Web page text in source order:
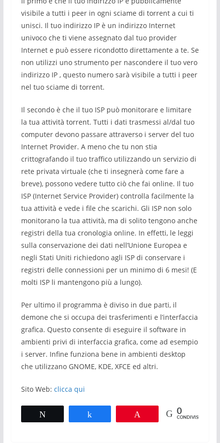
visibile a tutti i peer in ogni sciame di torrent a cui ti
unisci. Il tuo indirizzo IP è un indirizzo Internet
univoco che ti viene assegnato dal tuo provider
Internet e può essere ricondotto direttamente a te. Se
non utilizzi uno strumento per nascondere il tuo vero
indirizzo IP , questo numero sarà visibile a tutti i peer
nel tuo sciame di torrent.
Il secondo è che il tuo ISP può monitorare e limitare
la tua attività torrent. Tutti i dati trasmessi al/dal tuo
computer devono passare attraverso i server del tuo
Internet Provider. A meno che tu non stia
crittografando il tuo traffico utilizzando un servizio di
rete privata virtuale (che ti insegnerà come fare a
breve), possono vedere tutto ciò che fai online. Il tuo
ISP (Internet Service Provider) controlla facilmente la
tua attività e vede i file che scarichi. Gli ISP non solo
monitorano la tua attività, ma di solito tengono anche
registri della tua cronologia online. In effetti, le leggi
sulla conservazione dei dati nell’Unione Europea e
negli Stati Uniti richiedono agli ISP di conservare i
registri delle connessioni per un minimo di 6 mesi! (E
molti ISP li mantengono più a lungo).
Per ultimo il programma è diviso in due parti, il
demone che si occupa dei trasferimenti e l’interfaccia
grafica. Questo consente di eseguire il software in
ambienti privi di interfaccia grafica, come ad esempio
i server. Infine funziona bene in ambienti desktop
che utilizzano GNOME, KDE, XFCE ed altri.
Sito Web: clicca qui
0
CONDIVISIONI